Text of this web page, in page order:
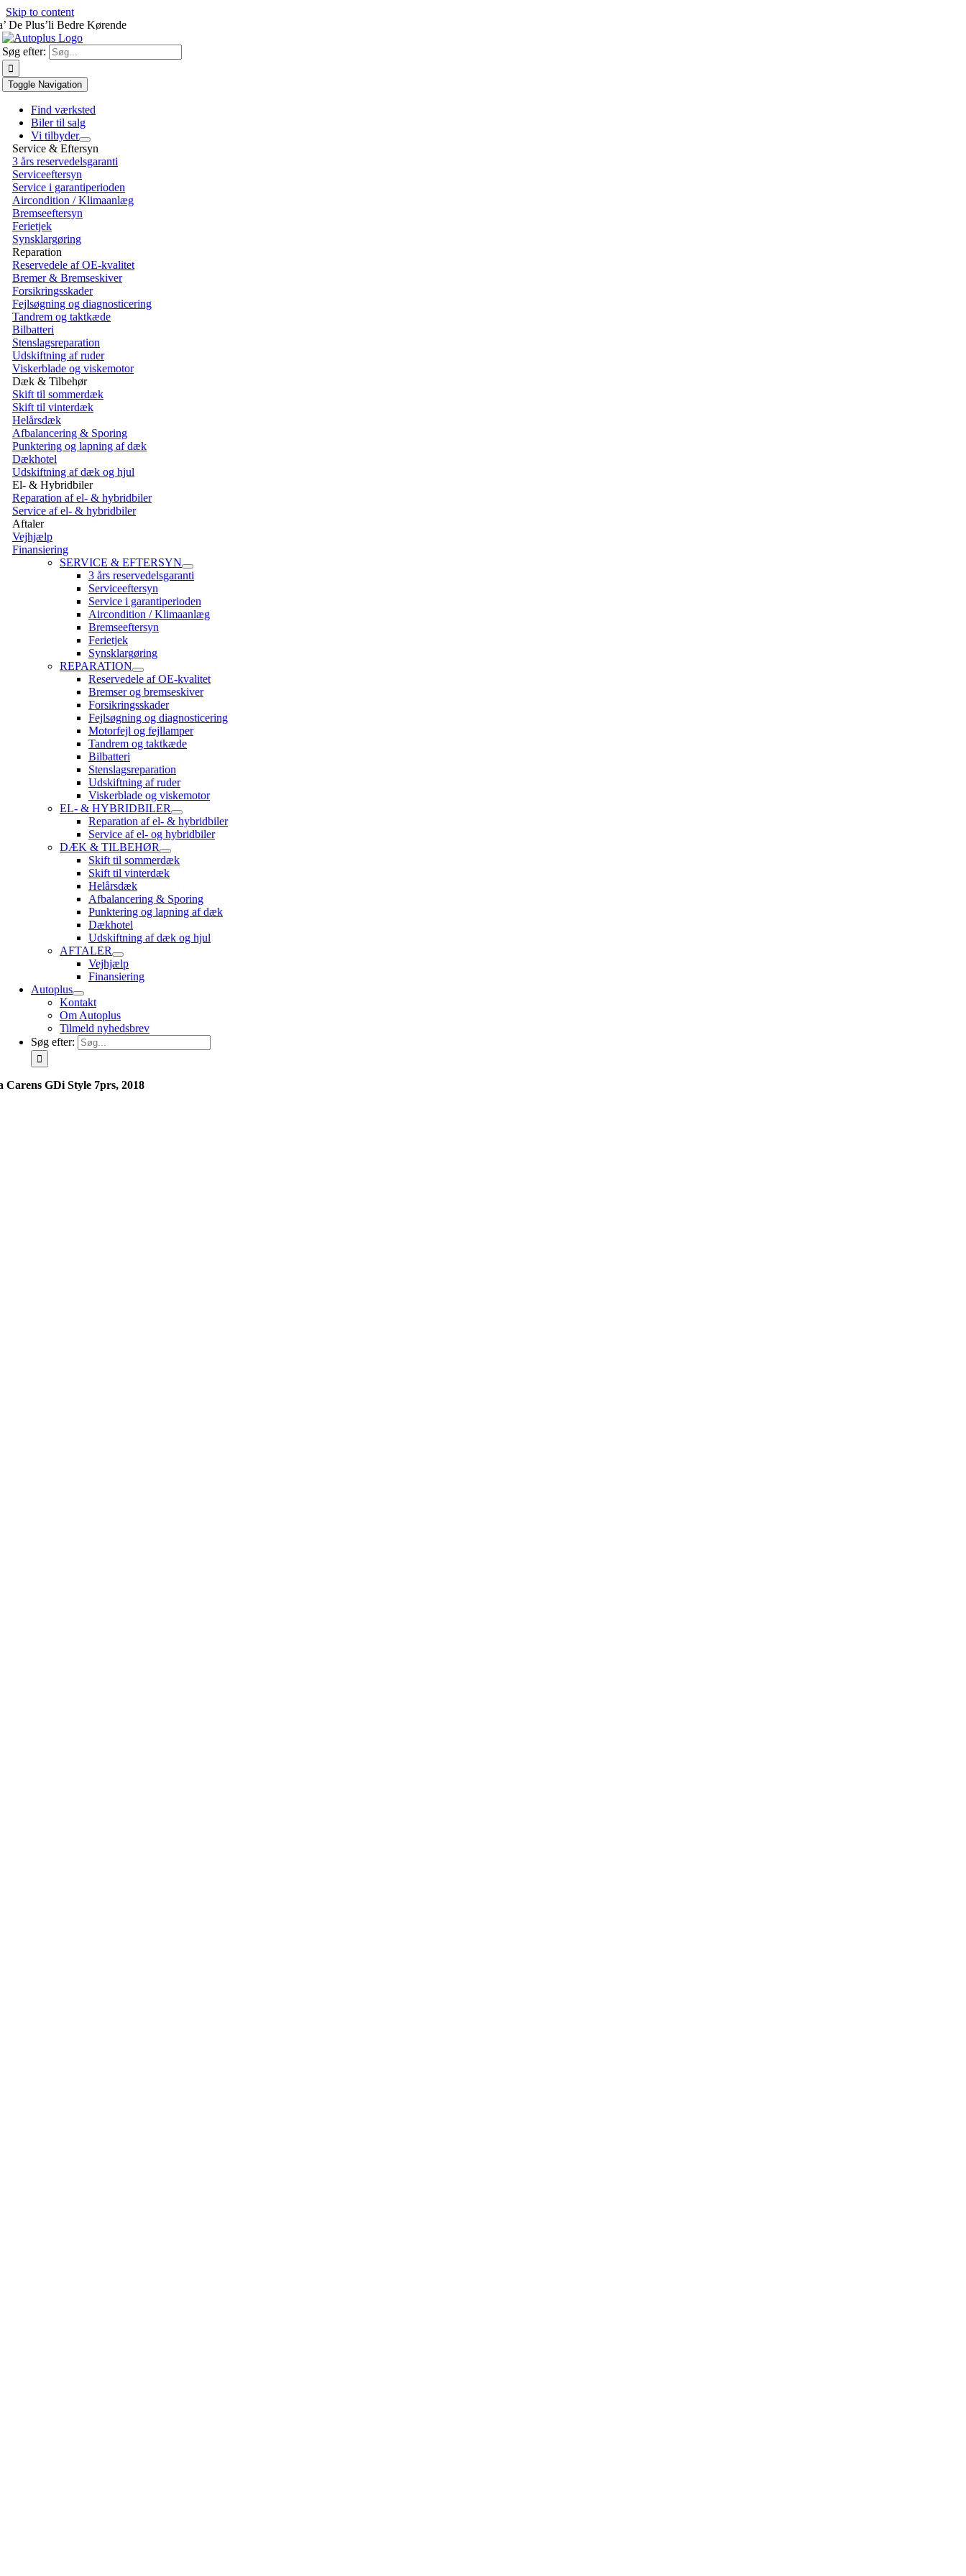
Skip to content
De Plus’li Bedre Kørende
Søg efter:
Toggle Navigation
Find værksted
Biler til salg
Vi tilbyder
Service & Eftersyn
3 års reservedelsgaranti
Serviceeftersyn
Service i garantiperioden
Aircondition / Klimaanlæg
Bremseeftersyn
Ferietjek
Synsklargøring
Reparation
Reservedele af OE-kvalitet
Bremer & Bremseskiver
Forsikringsskader
Fejlsøgning og diagnosticering
Tandrem og taktkæde
Bilbatteri
Stenslagsreparation
Udskiftning af ruder
Viskerblade og viskemotor
Dæk & Tilbehør
Skift til sommerdæk
Skift til vinterdæk
Helårsdæk
Afbalancering & Sporing
Punktering og lapning af dæk
Dækhotel
Udskiftning af dæk og hjul
El- & Hybridbiler
Reparation af el- & hybridbiler
Service af el- & hybridbiler
Aftaler
Vejhjælp
Finansiering
SERVICE & EFTERSYN
3 års reservedelsgaranti
Serviceeftersyn
Service i garantiperioden
Aircondition / Klimaanlæg
Bremseeftersyn
Ferietjek
Synsklargøring
REPARATION
Reservedele af OE-kvalitet
Bremser og bremseskiver
Forsikringsskader
Fejlsøgning og diagnosticering
Motorfejl og fejllamper
Tandrem og taktkæde
Bilbatteri
Stenslagsreparation
Udskiftning af ruder
Viskerblade og viskemotor
EL- & HYBRIDBILER
Reparation af el- & hybridbiler
Service af el- og hybridbiler
DÆK & TILBEHØR
Skift til sommerdæk
Skift til vinterdæk
Helårsdæk
Afbalancering & Sporing
Punktering og lapning af dæk
Dækhotel
Udskiftning af dæk og hjul
AFTALER
Vejhjælp
Finansiering
Autoplus
Kontakt
Om Autoplus
Tilmeld nyhedsbrev
Søg efter:
Carens GDi Style 7prs, 2018